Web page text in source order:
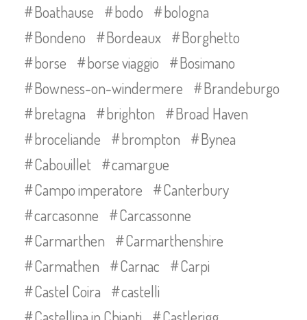
Boathause
bodo
bologna
Bondeno
Bordeaux
Borghetto
borse
borse viaggio
Bosimano
Bowness-on-windermere
Brandeburgo
bretagna
brighton
Broad Haven
broceliande
brompton
Bynea
Cabouillet
camargue
Campo imperatore
Canterbury
carcasonne
Carcassonne
Carmarthen
Carmarthenshire
Carmathen
Carnac
Carpi
Castel Coira
castelli